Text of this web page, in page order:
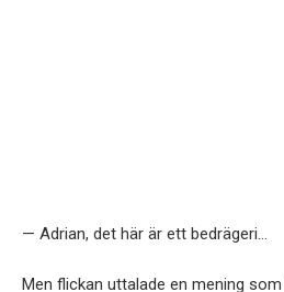
— Adrian, det här är ett bedrägeri…
Men flickan uttalade en mening